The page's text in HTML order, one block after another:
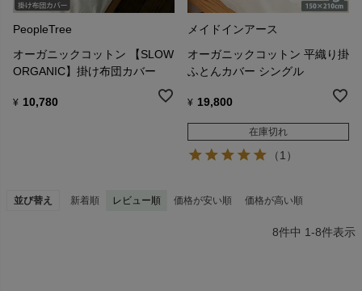
PeopleTree
オーガニックコットン 【SLOW
ORGANIC】掛け布団カバー
¥ 10,780
メイドインアース
オーガニックコットン 平織り掛
ふとんカバー シングル
¥ 19,800
在庫切れ
（1）
並び替え 新着順 レビュー順 価格が安い順 価格が高い順
8件中 1-8件表示